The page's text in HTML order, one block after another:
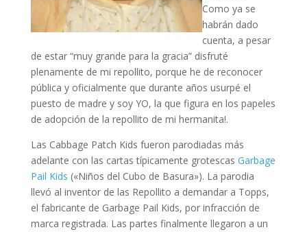
Como ya se
habrán dado
cuenta, a pesar
de estar “muy grande para la gracia” disfruté
plenamente de mi repollito, porque he de reconocer
pública y oficialmente que durante años usurpé el
puesto de madre y soy YO, la que figura en los papeles
de adopción de la repollito de mi hermanita!.
Las Cabbage Patch Kids fueron parodiadas más
adelante con las cartas típicamente grotescas Garbage
Pail Kids («Niños del Cubo de Basura»). La parodia
llevó al inventor de las Repollito a demandar a Topps,
el fabricante de Garbage Pail Kids, por infracción de
marca registrada. Las partes finalmente llegaron a un